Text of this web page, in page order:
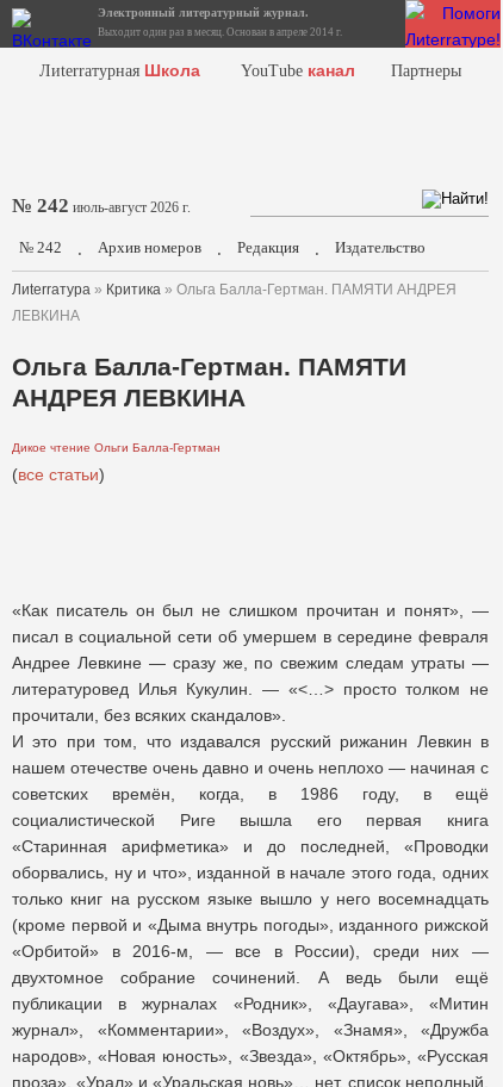
Электронный литературный журнал.
Выходит один раз в месяц. Основан в апреле 2014 г.
Лиterraтурная Школа YouTube канал Партнеры
№ 242 июль-август 2026 г.
№ 242 . Архив номеров . Редакция . Издательство
Лиterraтура » Критика » Ольга Балла-Гертман. ПАМЯТИ АНДРЕЯ
ЛЕВКИНА
Ольга Балла-Гертман. ПАМЯТИ
АНДРЕЯ ЛЕВКИНА
Дикое чтение Ольги Балла-Гертман
(все статьи)
«Как писатель он был не слишком прочитан и понят», —
писал в социальной сети об умершем в середине февраля
Андрее Левкине — сразу же, по свежим следам утраты —
литературовед Илья Кукулин. — «<…> просто толком не
прочитали, без всяких скандалов».
И это при том, что издавался русский рижанин Левкин в
нашем отечестве очень давно и очень неплохо — начиная с
советских времён, когда, в 1986 году, в ещё
социалистической Риге вышла его первая книга
«Старинная арифметика» и до последней, «Проводки
оборвались, ну и что», изданной в начале этого года, одних
только книг на русском языке вышло у него восемнадцать
(кроме первой и «Дыма внутрь погоды», изданного рижской
«Орбитой» в 2016-м, — все в России), среди них —
двухтомное собрание сочинений. А ведь были ещё
публикации в журналах «Родник», «Даугава», «Митин
журнал», «Комментарии», «Воздух», «Знамя», «Дружба
народов», «Новая юность», «Звезда», «Октябрь», «Русская
проза», «Урал» и «Уральская новь»… нет, список неполный,